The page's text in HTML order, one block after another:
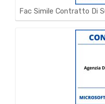
Fac Simile Contratto Di